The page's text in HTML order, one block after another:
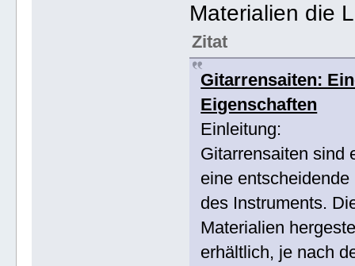
Materialien die
Zitat
Gitarrensaiten:
Eigenschaften
Einleitung:
Gitarrensaiten sind
eine
des Instruments.
Materialien
erhältlich, je nach